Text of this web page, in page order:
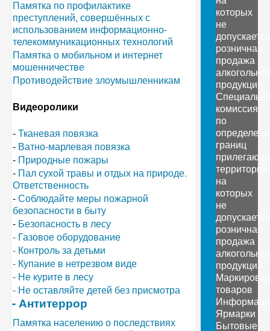
Памятка по профилактике
преступлений, совершённых с
использованием информационно-
телекоммуникационных технологий
Памятка о мобильном и интернет
мошенничестве
Противодействие злоумышленникам
Видеоролики
-Тканевая повязка
- Ватно-марлевая повязка
- Природные пожары
- Пал сухой травы и отдых на природе.
Ответственность
-Соблюдайте меры пожарной
безопасности в быту
- Безопасность в лесу
- Газовое оборудование
- Контроль за детьми
- Купание в нетрезвом виде
- Не курите в лесу
- Не оставляйте детей без присмотра
- Антитеррор
Памятка населению о последствиях
которых
не
допускается
розничная
продажа
продукции
комиссия
по
границ
территорий,
на
которых
не
допускается
розничная
продажа
продукции
Маркировка
товаров
Ярмарки
Бытовые